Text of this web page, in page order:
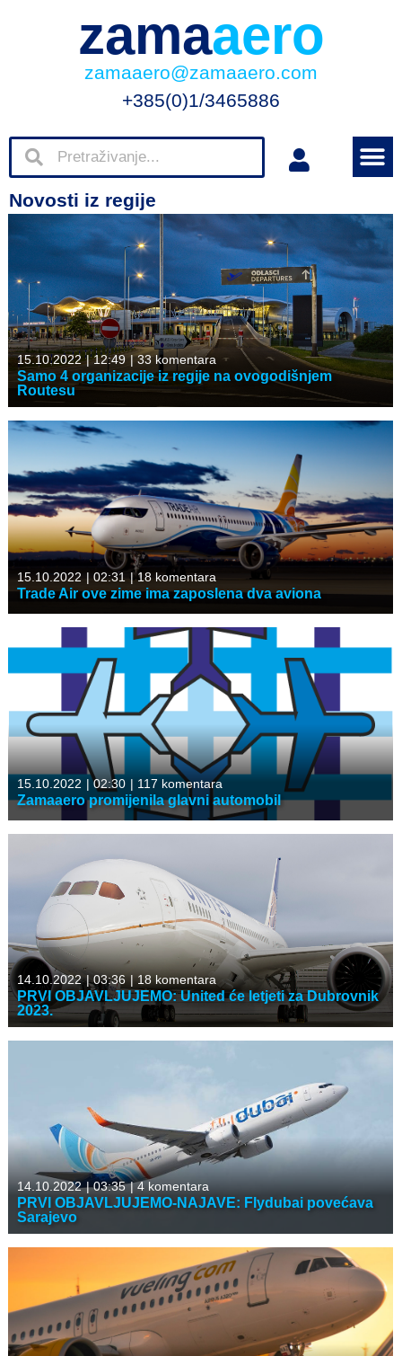
zamaaero
zamaaero@zamaaero.com
+385(0)1/3465886
Novosti iz regije
15.10.2022 |12:49 |33 komentara
Samo 4 organizacije iz regije na ovogodišnjem
Routesu
15.10.2022 |02:31 |18 komentara
Trade Air ove zime ima zaposlena dva aviona
15.10.2022 | 02:30 | 117 komentara
Zamaaero promijenila glavni automobil
14.10.2022 |03:36 |18 komentara
PRVI OBJAVLJUJEMO: United će letjeti za Dubrovnik
2023.
14.10.2022 |03:35 |4 komentara
PRVI OBJAVLJUJEMO-NAJAVE: Flydubai povećava
Sarajevo